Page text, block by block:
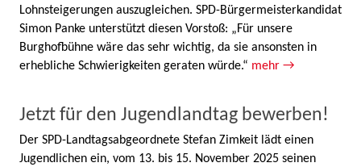
Lohnsteigerungen auszugleichen. SPD-Bürgermeisterkandidat
Simon Panke unterstützt diesen Vorstoß: „Für unsere
Burghofbühne wäre das sehr wichtig, da sie ansonsten in
erhebliche Schwierigkeiten geraten würde.“ mehr →
Jetzt für den Jugendlandtag bewerben!
Der SPD-Landtagsabgeordnete Stefan Zimkeit lädt einen
Jugendlichen ein, vom 13. bis 15. November 2025 seinen